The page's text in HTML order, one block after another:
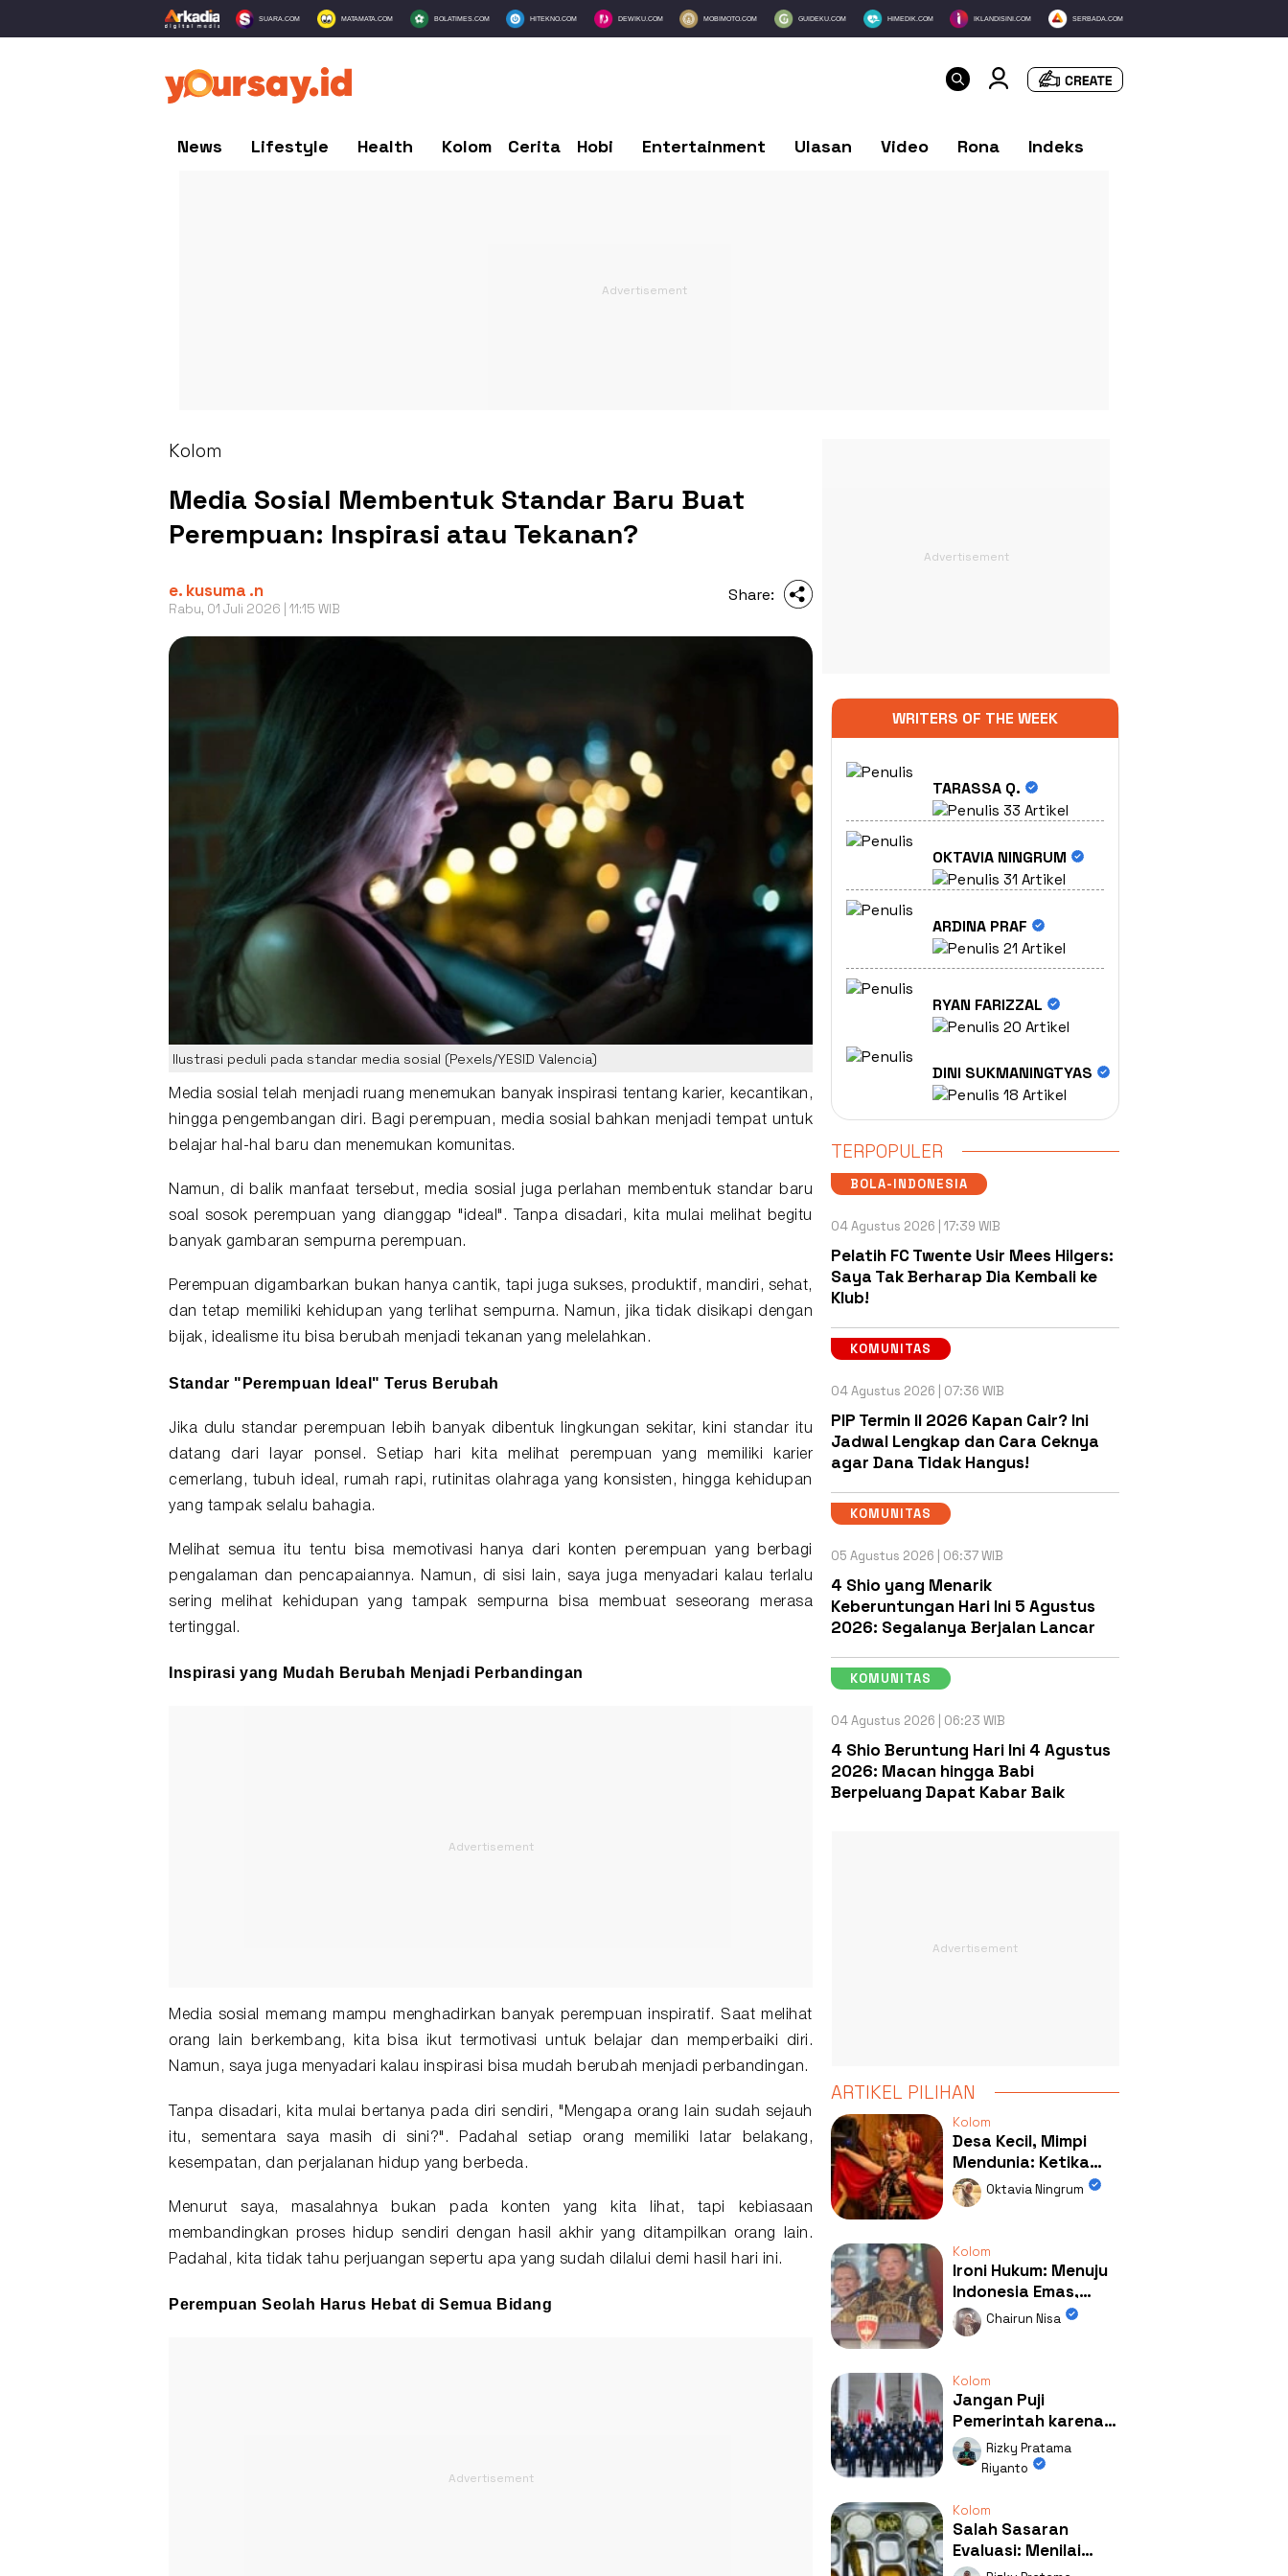
SUARA.COM MATAMATA.COM BOLATIMES.COM HITEKNO.COM DEWIKU.COM MOBIMOTO.COM GUIDEKU.COM HIMEDIK.COM IKLANDISINI.COM SERBADA.COM
News Lifestyle Health Kolom Cerita Hobi Entertainment Ulasan Video Rona Indeks
Kolom
Media Sosial Membentuk Standar Baru Buat
Perempuan: Inspirasi atau Tekanan?
e. kusuma .n
Rabu, 01 Juli 2026 | 11:15 WIB
Share:
Ilustrasi peduli pada standar media sosial (Pexels/YESID Valencia)
Media sosial telah menjadi ruang menemukan banyak inspirasi
tentang karier, kecantikan,
hingga pengembangan diri. Bagi
perempuan , media sosial bahkan menjadi tempat untuk
belajar hal-hal baru dan menemukan komunitas.
Namun, di balik manfaat tersebut, media sosial juga perlahan membentuk standar baru
soal sosok perempuan yang dianggap "ideal". Tanpa disadari, kita mulai melihat begitu
banyak gambaran sempurna perempuan.
Perempuan digambarkan bukan hanya cantik, tapi juga sukses, produktif, mandiri, sehat,
dan tetap memiliki kehidupan yang terlihat sempurna. Namun, jika tidak disikapi dengan
bijak, idealisme itu bisa berubah menjadi tekanan yang melelahkan.
Standar "Perempuan Ideal" Terus Berubah
Jika dulu standar perempuan lebih banyak dibentuk lingkungan sekitar, kini standar itu
datang dari layar ponsel. Setiap hari kita melihat perempuan yang memiliki karier
cemerlang, tubuh ideal, rumah rapi, rutinitas olahraga yang konsisten, hingga kehidupan
yang tampak selalu bahagia.
Melihat semua itu tentu bisa memotivasi hanya dari konten perempuan yang berbagi
pengalaman dan pencapaiannya. Namun, di sisi lain, saya juga menyadari kalau terlalu
sering melihat kehidupan yang tampak sempurna bisa membuat seseorang merasa
tertinggal.
Inspirasi yang Mudah Berubah Menjadi Perbandingan
Media sosial memang mampu menghadirkan banyak perempuan inspiratif. Saat melihat
orang lain berkembang, kita bisa ikut termotivasi untuk belajar dan memperbaiki diri.
Namun, saya juga menyadari kalau inspirasi bisa mudah berubah menjadi perbandingan.
Tanpa disadari, kita mulai bertanya pada diri sendiri, "Mengapa orang lain sudah sejauh
itu, sementara saya masih di sini?". Padahal setiap orang memiliki latar belakang,
kesempatan, dan perjalanan hidup yang berbeda.
Menurut saya, masalahnya bukan pada konten yang kita lihat, tapi kebiasaan
membandingkan proses hidup sendiri dengan hasil akhir yang ditampilkan orang lain.
Padahal, kita tidak tahu perjuangan sepertu apa yang sudah dilalui demi hasil hari ini.
Perempuan Seolah Harus Hebat di Semua Bidang
WRITERS OF THE WEEK
TARASSA Q.
33 Artikel
OKTAVIA NINGRUM
31 Artikel
ARDINA PRAF
21 Artikel
RYAN FARIZZAL
20 Artikel
DINI SUKMANINGTYAS
18 Artikel
TERPOPULER
BOLA-INDONESIA
04 Agustus 2026 | 17:39 WIB
Pelatih FC Twente Usir Mees Hilgers:
Saya Tak Berharap Dia Kembali ke
Klub!
KOMUNITAS
04 Agustus 2026 | 07:36 WIB
PIP Termin II 2026 Kapan Cair? Ini
Jadwal Lengkap dan Cara Ceknya
agar Dana Tidak Hangus!
KOMUNITAS
05 Agustus 2026 | 06:37 WIB
4 Shio yang Menarik
Keberuntungan Hari Ini 5 Agustus
2026: Segalanya Berjalan Lancar
KOMUNITAS
04 Agustus 2026 | 06:23 WIB
4 Shio Beruntung Hari Ini 4 Agustus
2026: Macan hingga Babi
Berpeluang Dapat Kabar Baik
ARTIKEL PILIHAN
Kolom
Desa Kecil, Mimpi
Mendunia: Ketika
Kolaborasi
Mengubah Wajah
Oktavia Ningrum
Kolom
Ironi Hukum: Menuju
Indonesia Emas,
Ternyata Emasnya
Ada di Rumah Febrie!
Chairun Nisa
Kolom
Jangan Puji
Pemerintah karena
Kerja: Mengapa
Publik Begitu Mudah
Rizky Pratama
Riyanto
Kolom
Salah Sasaran
Evaluasi: Menilai
Program MBG Lewat